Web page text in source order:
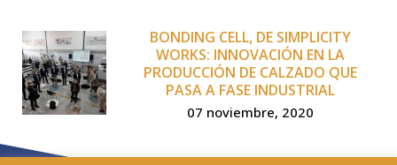
BONDING CELL, DE SIMPLICITY
WORKS: INNOVACIÓN EN LA
PRODUCCIÓN DE CALZADO QUE
PASA A FASE INDUSTRIAL
07 noviembre, 2020